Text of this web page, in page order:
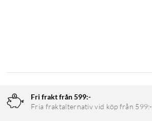
Fri frakt från 599:-
Fria fraktalternativ vid köp från 599:-